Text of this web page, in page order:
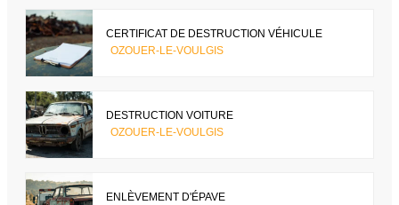
CERTIFICAT DE DESTRUCTION VÉHICULE
OZOUER-LE-VOULGIS
DESTRUCTION VOITURE
OZOUER-LE-VOULGIS
ENLÈVEMENT D'ÉPAVE